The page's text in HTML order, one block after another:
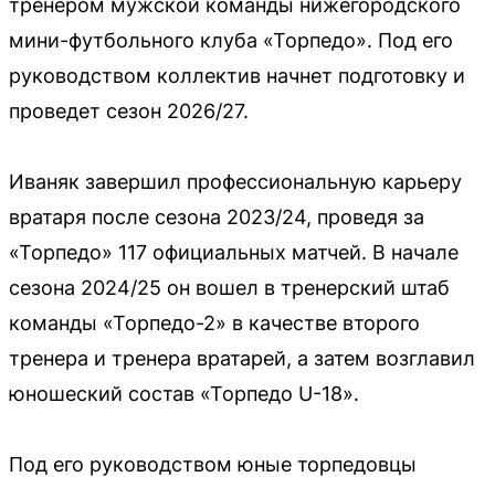
мини-футбольного клуба «Торпедо». Под его
руководством коллектив начнет подготовку и
проведет сезон 2026/27.
Иваняк завершил профессиональную карьеру
вратаря после сезона 2023/24, проведя за
«Торпедо» 117 официальных матчей. В начале
сезона 2024/25 он вошел в тренерский штаб
команды «Торпедо-2» в качестве второго
тренера и тренера вратарей, а затем возглавил
юношеский состав «Торпедо U-18».
Под его руководством юные торпедовцы